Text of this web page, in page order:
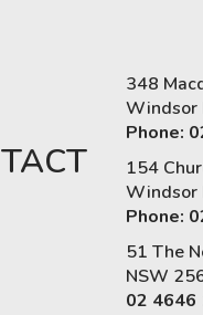
348
Windsor
Phone:
154
Windsor
Phone:
51 The
NSW
02 4646